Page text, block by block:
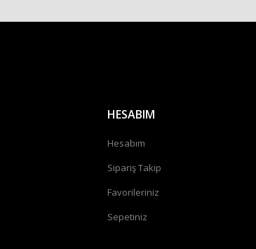
HESABIM
Hesabım
Sipariş Takip
Favorileriniz
Sepetiniz